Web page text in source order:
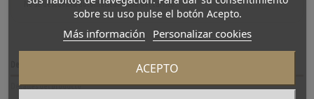
No se descuenta automáticamente del carrito.
Detalles del producto
sobre su uso pulse el botón Acepto.
Más información Personalizar cookies
ACEPTO